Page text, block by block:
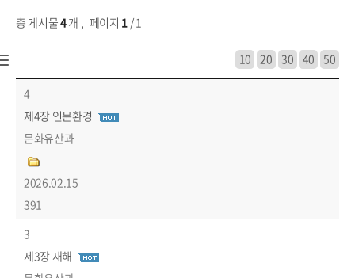
총 게시물4개 , 페이지 1 / 1
10 20 30 40 50
4
제4장 인문환경
문화유산과
2026.02.15
391
3
제3장 재해